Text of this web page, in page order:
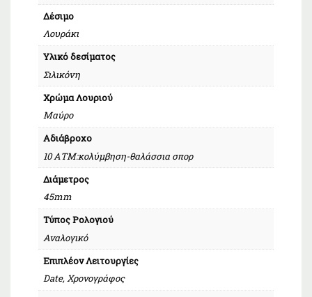
Δέσιμο
Λουράκι
Υλικό δεσίματος
Σιλικόνη
Χρώμα Λουριού
Μαύρο
Αδιάβροχο
10 ΑΤΜ:κολύμβηση-θαλάσσια σπορ
Διάμετρος
45mm
Τύπος Ρολογιού
Αναλογικό
Επιπλέον Λειτουργίες
Date, Χρονογράφος